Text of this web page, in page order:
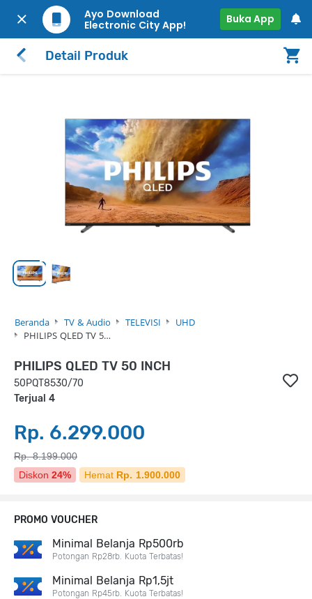
Ayo Download
Electronic City App!
Buka App
Detail Produk
Beranda TV & Audio TELEVISI
UHD
PHILIPS QLED TV 5…
PHILIPS QLED TV 50 INCH
50PQT8530/70
Terjual 4
Rp. 6.299.000
Rp. 8.199.000
Diskon 24% Hemat Rp. 1.900.000
PROMO VOUCHER
Minimal Belanja Rp500rb
Potongan Rp28rb. Kuota Terbatas!
Minimal Belanja Rp1,5jt
Potongan Rp45rb. Kuota Terbatas!